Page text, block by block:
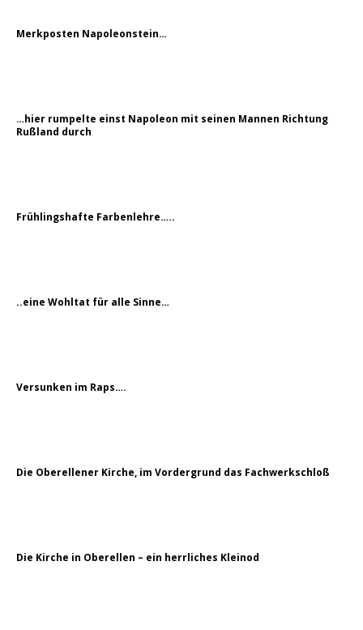
Merkposten Napoleonstein…
…hier rumpelte einst Napoleon mit seinen Mannen Richtung
Rußland durch
Frühlingshafte Farbenlehre…..
..eine Wohltat für alle Sinne…
Versunken im Raps….
Die Oberellener Kirche, im Vordergrund das Fachwerkschloß
Die Kirche in Oberellen – ein herrliches Kleinod